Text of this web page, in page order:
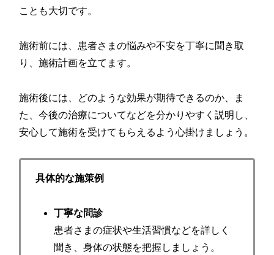
ことも大切です。
施術前には、患者さまの悩みや不安を丁寧に聞き取
り、施術計画を立てます。
施術後には、どのような効果が期待できるのか、ま
た、今後の治療についてなどを分かりやすく説明し、
安心して施術を受けてもらえるよう心掛けましょう。
具体的な施策例
丁寧な問診
患者さまの症状や生活習慣などを詳しく
聞き、身体の状態を把握しましょう。